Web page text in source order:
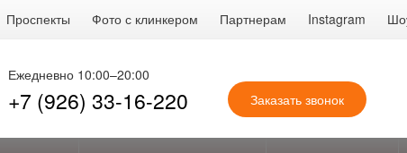
Проспекты Фото с клинкером Партнерам Instagram
Ежедневно 10:00–20:00
+7 (926) 33-16-220 Заказать звонок